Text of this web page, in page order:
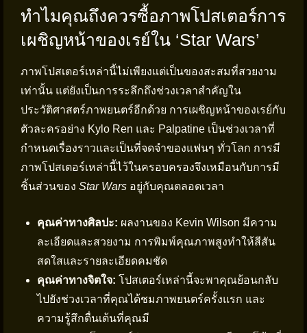
ทำไมคุณถึงควรซื้อภาพโปสเตอร์การ
เผชิญหน้าของเรย์ใน ‘Star Wars’
ภาพโปสเตอร์เหล่านี้ไม่เพียงแต่เป็นของสะสมที่สวยงาม
เท่านั้น แต่ยังเป็นการระลึกถึงช่วงเวลาสำคัญใน
ประวัติศาสตร์ภาพยนตร์อีกด้วย การเผชิญหน้าของเรย์กับ
ตัวละครอย่าง Kylo Ren และ Palpatine เป็นช่วงเวลาที่
กำหนดเรื่องราวและเป็นที่จดจำของแฟนๆ ทั่วโลก การมี
ภาพโปสเตอร์เหล่านี้ไว้ในครอบครองจึงเหมือนกับการมี
ชิ้นส่วนของ Star Wars อยู่กับคุณตลอดเวลา
คุณค่าทางศิลปะ: ผลงานของ Kevin Wilson มีความ
ละเอียดและสวยงาม การพิมพ์คุณภาพสูงทำให้สีสัน
สดใสและรายละเอียดคมชัด
คุณค่าทางจิตใจ: โปสเตอร์เหล่านี้จะพาคุณย้อนกลับ
ไปยังช่วงเวลาที่คุณได้ชมภาพยนตร์ครั้งแรก และ
ความรู้สึกตื่นเต้นที่คุณมี